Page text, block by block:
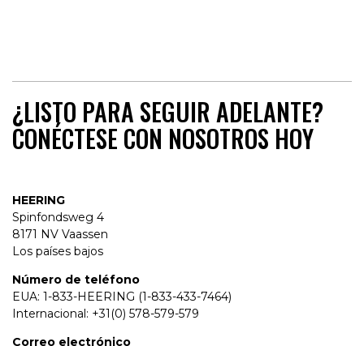
¿LISTO PARA SEGUIR ADELANTE?
CONÉCTESE CON NOSOTROS HOY
HEERING
Spinfondsweg 4
8171 NV Vaassen
Los países bajos
Número de teléfono
EUA: 1-833-HEERING (1-833-433-7464)
Internacional: +31(0) 578-579-579
Correo electrónico